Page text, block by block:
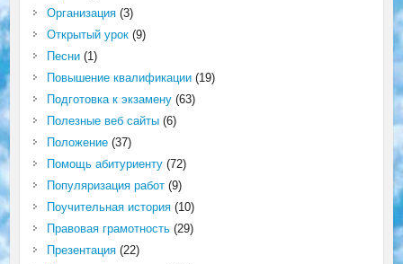
Организация(3)
Открытый урок(9)
Песни(1)
Повышение квалификации(19)
Подготовка к экзамену(63)
Полезные веб сайты(6)
Положение(37)
Помощь абитуриенту(72)
Популяризация работ(9)
Поучительная история(10)
Правовая грамотность(29)
Презентация(22)